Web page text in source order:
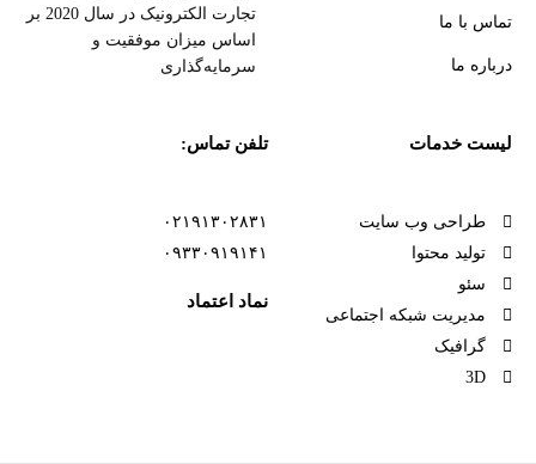
تماس با ما
درباره ما
تجارت الکترونیک در سال 2020 بر
اساس میزان موفقیت و
سرمایه‌گذاری
لیست خدمات
طراحی وب سایت
تولید محتوا
سئو
مدیریت شبکه اجتماعی
گرافیک
3D
تلفن تماس:
۰۲۱۹۱۳۰۲۸۳۱
۰۹۳۳۰۹۱۹۱۴۱
نماد اعتماد